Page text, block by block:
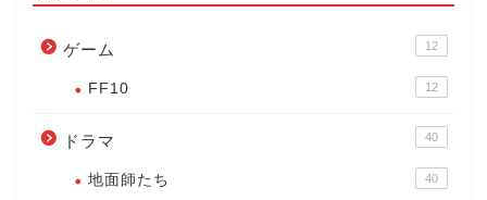
ゲーム 12
FF10 12
ドラマ 40
地面師たち 40